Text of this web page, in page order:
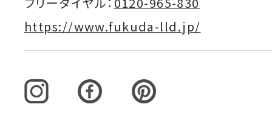
https://www.fukuda-lld.jp/